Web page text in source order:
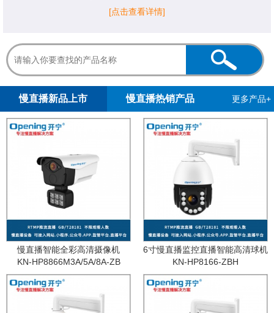
[点击查看详情]
慢直播新品上市 慢直播热销产品 更多产品+
慢直播智能全彩高清摄像机
KN-HP8866M3A/5A/8A-ZB
6寸慢直播监控直播智能高清球机
KN-HP8166-ZBH